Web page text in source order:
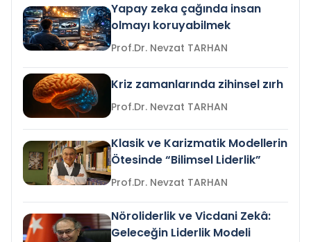
Yapay zeka çağında insan
olmayı koruyabilmek
Prof.Dr. Nevzat TARHAN
Kriz zamanlarında zihinsel zırh
Prof.Dr. Nevzat TARHAN
Klasik ve Karizmatik Modellerin
Ötesinde “Bilimsel Liderlik”
Prof.Dr. Nevzat TARHAN
Nöroliderlik ve Vicdani Zekâ:
Geleceğin Liderlik Modeli